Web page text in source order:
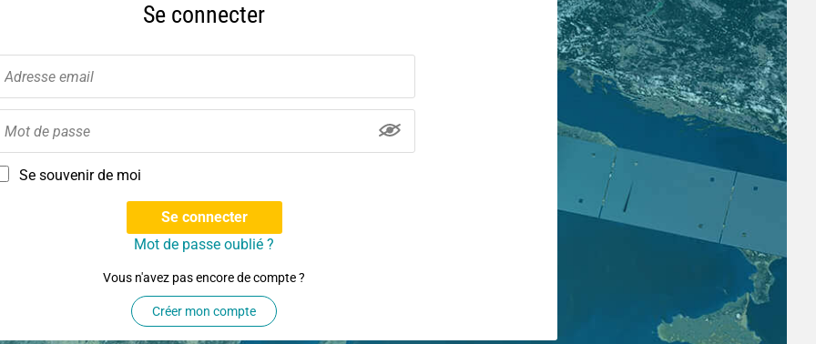
Se connecter
Se souvenir de moi
Se connecter
Mot de passe oublié ?
Vous n'avez pas encore de compte ?
Créer mon compte